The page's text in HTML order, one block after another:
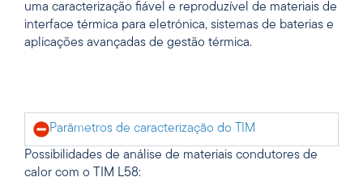
uma caracterização fiável e reproduzível de materiais de
interface térmica para eletrónica, sistemas de baterias e
aplicações avançadas de gestão térmica.
Parâmetros de caracterização do TIM
Possibilidades de análise de materiais condutores de
calor com o TIM L58: